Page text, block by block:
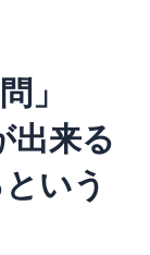
」
出来る
いう